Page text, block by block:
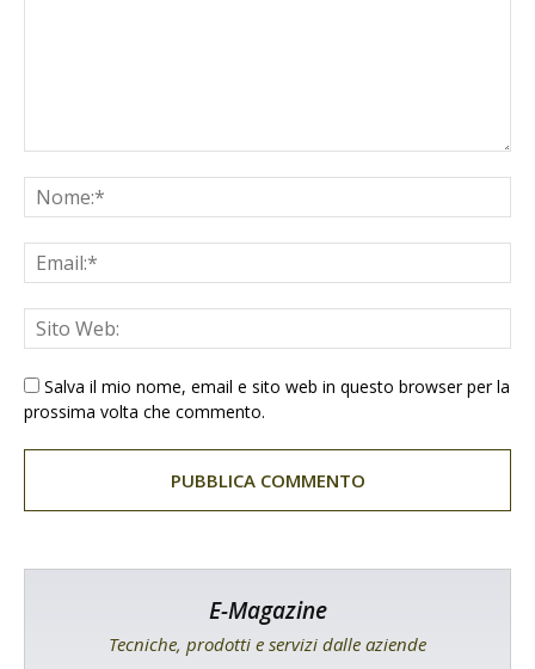
Salva il mio nome, email e sito web in questo browser per la
prossima volta che commento.
E-Magazine
Tecniche, prodotti e servizi dalle aziende